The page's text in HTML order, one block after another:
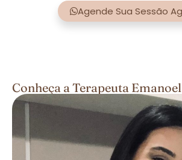
Agende Sua Sessão
Conheça a Terapeuta